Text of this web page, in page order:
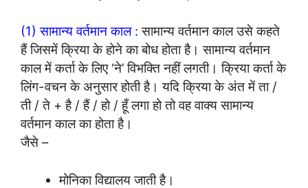
(1) सामान्य वर्तमान काल : सामान्य वर्तमान काल उसे कहते
हैं जिसमें क्रिया के होने का बोध होता है। सामान्य वर्तमान
काल में कर्ता के लिए ‘ने’ विभक्ति नहीं लगती। क्रिया कर्ता के
लिंग-वचन के अनुसार होती है। यदि क्रिया के अंत में ता /
ती / ते + है / हैं / हो / हूँ लगा हो तो वह वाक्य सामान्य
वर्तमान काल का होता है।
जैसे –
मोनिका विद्यालय जाती है।